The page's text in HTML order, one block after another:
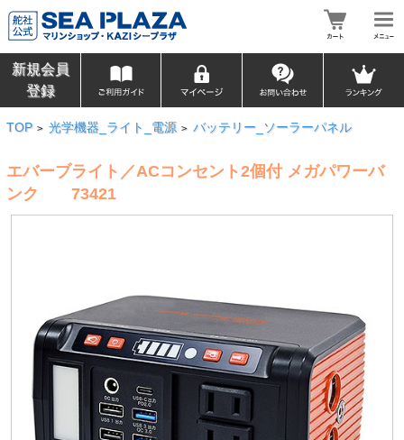
新規会員
登録
TOP > 光学機器_ライト_電源 > バッテリー_ソーラーパネル
エバーブライト／ACコンセント2個付 メガパワーバ
ンク 73421